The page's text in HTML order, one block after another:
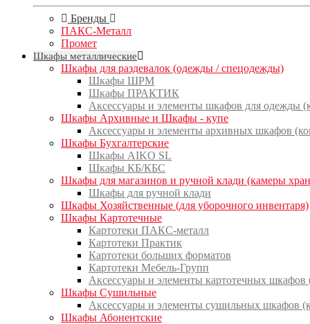
Бренды
ПАКС-Металл
Промет
Шкафы металлические
Шкафы для раздевалок (одежды / спецодежды)
Шкафы ШРМ
Шкафы ПРАКТИК
Аксессуары и элементы шкафов для одежды
Шкафы Архивные и Шкафы - купе
Аксессуары и элементы архивных шкафов
Шкафы Бухгалтерские
Шкафы AIKO SL
Шкафы КБ/КБС
Шкафы для магазинов и ручной клади (камеры
Шкафы для ручной клади
Шкафы Хозяйственные (для уборочного инвентаря)
Шкафы Картотечные
Картотеки ПАКС-металл
Картотеки Практик
Картотеки больших форматов
Картотеки Мебель-Групп
Аксессуары и элементы картотечных
Шкафы Сушильные
Аксессуары и элементы сушильных шкафов
Шкафы Абонентские